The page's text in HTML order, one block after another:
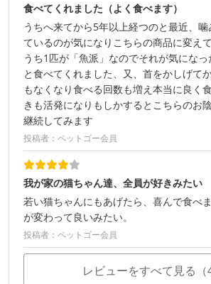
食べてくれました（よく食べます）
うちへ来てから5年以上経つのと最近、
ているのが気になりこちらの商品に変え
うち1匹が「魚派」なのでそれが気にな
と食べてくれました、又、首をかしげて
もなくなり食べる回数も増え本当に良く
きも活発になりもしかするとこちらのお
継続してみます
投稿者：ペットゴー会員
我が家の猫ちゃん達、全員が好きみたい
若い猫ちゃんにもあげたら、喜んで食べ
が変わって良いみたい。
投稿者：ペットゴー会員
レビューをすべて見る（4